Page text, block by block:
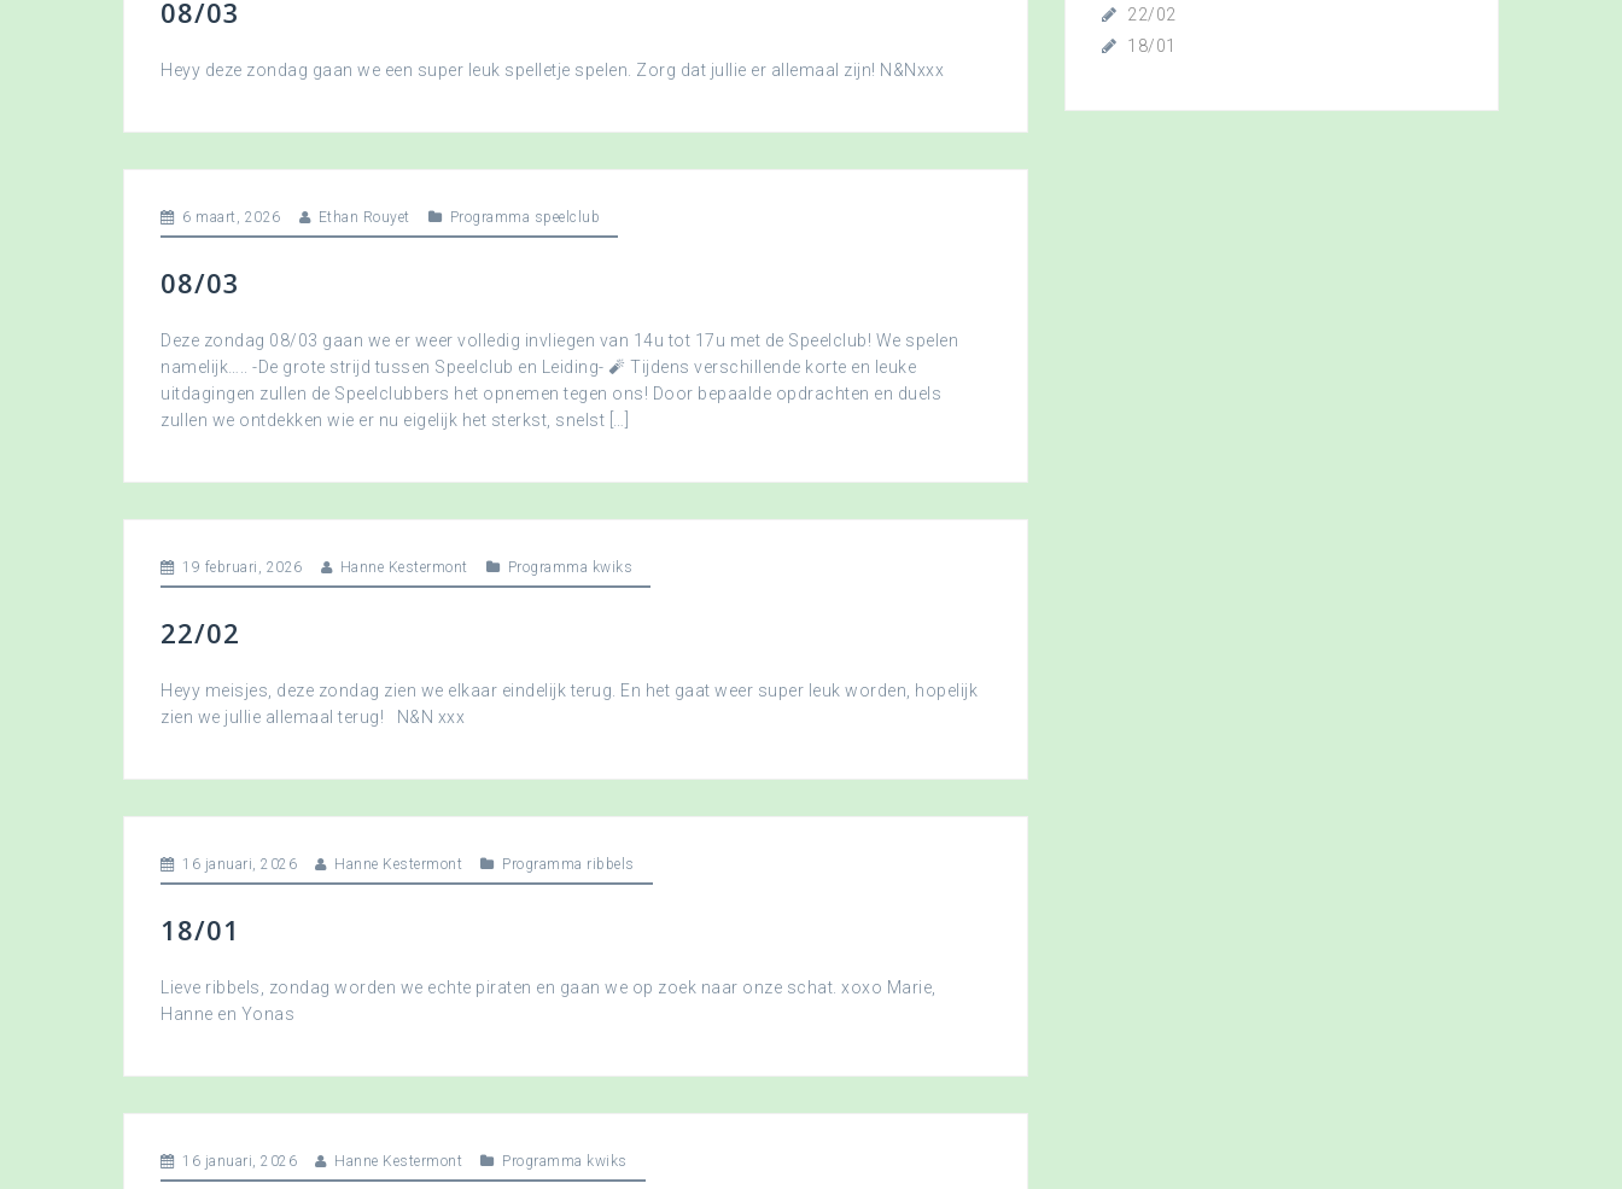
08/03
Heyy deze zondag gaan we een super leuk spelletje spelen. Zorg dat jullie er allemaal zijn! N&Nxxx
6 maart, 2026 Ethan Rouyet Programma speelclub
08/03
Deze zondag 08/03 gaan we er weer volledig invliegen van 14u tot 17u met de Speelclub! We spelen
namelijk….. -De grote strijd tussen Speelclub en Leiding- 🧨 Tijdens verschillende korte en leuke
uitdagingen zullen de Speelclubbers het opnemen tegen ons! Door bepaalde opdrachten en duels
zullen we ontdekken wie er nu eigelijk het sterkst, snelst […]
19 februari, 2026 Hanne Kestermont Programma kwiks
22/02
Heyy meisjes, deze zondag zien we elkaar eindelijk terug. En het gaat weer super leuk worden, hopelijk
zien we jullie allemaal terug! N&N xxx
16 januari, 2026 Hanne Kestermont Programma ribbels
18/01
Lieve ribbels, zondag worden we echte piraten en gaan we op zoek naar onze schat. xoxo Marie,
Hanne en Yonas
16 januari, 2026 Hanne Kestermont Programma kwiks
22/02
18/01